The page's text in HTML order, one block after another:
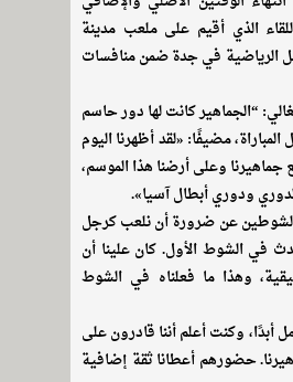
3-3، في اللقاء الذي أقيم على ملعب مدينة
الرياضية في جدة ضمن منافسات
“الجماهير كانت لها دور حاسم
مضيفًا: «لقد أظهرنا اليوم
وعلى أرضنا هذا الموسم،
ودوري أبطال آسيا».
الشوطين عن ضرورة أن نلعب كرجل
في الشوط الأول. كان علينا أن
وهذا ما فعلناه في الشوط
أبدًا، وكنت أعلم أننا قادرون على
حضورهم أعطانا ثقة إضافية